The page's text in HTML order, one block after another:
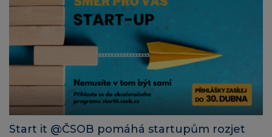
Start it @ČSOB pomáhá startupům rozjet